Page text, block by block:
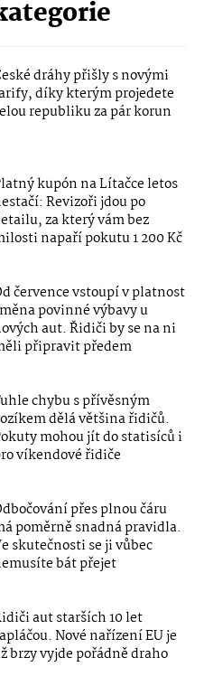
dráhy přišly s novými
díky kterým projedete
republiku za pár korun
kupón na Lítačce letos
Revizoři jdou po
za který vám bez
napaří pokutu 1 200 Kč
července vstoupí v platnost
povinné výbavy u
aut. Řidiči by se na ni
připravit předem
chybu s přívěsným
dělá většina řidičů.
mohou jít do statisíců i
víkendové řidiče
přes plnou čáru
poměrně snadná pravidla.
skutečnosti se ji vůbec
bát přejet
aut starších 10 let
Nové nařízení EU je
brzy vyjde pořádně draho